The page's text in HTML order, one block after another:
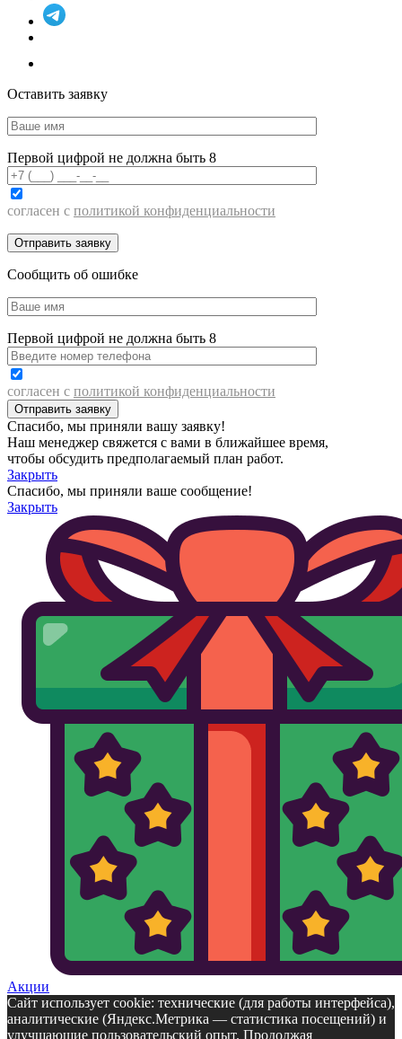
Оставить заявку
Первой цифрой не должна быть 8
согласен с политикой конфиденциальности
Сообщить об ошибке
Первой цифрой не должна быть 8
согласен с политикой конфиденциальности
Спасибо, мы приняли вашу заявку!
Наш менеджер свяжется с вами в ближайшее время,
чтобы обсудить предполагаемый план работ.
Закрыть
Спасибо, мы приняли ваше сообщение!
Закрыть
Акции
Сайт использует cookie: технические (для работы интерфейса),
аналитические (Яндекс.Метрика — статистика посещений) и
улучшающие пользовательский опыт. Продолжая